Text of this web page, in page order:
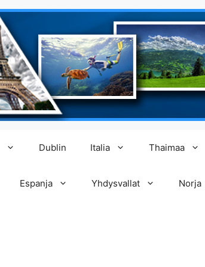
Dublin Italia Thaimaa
Espanja Yhdysvallat Norja